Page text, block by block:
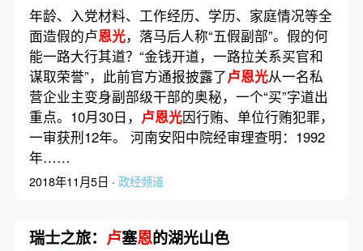
年龄、入党材料、工作经历、学历、家庭情况等全
面造假的卢恩光，落马后人称“五假副部”。假的何
能一路大行其道？“金钱开道，一路拉关系买官和
谋取荣誉”，此前官方通报披露了卢恩光从一名私
营企业主变身副部级干部的奥秘，一个“买”字道出
重点。10月30日， 卢恩光因行贿、单位行贿犯罪，
一审获刑12年。 河南安阳中院经审理查明：1992
年……
2018年11月5日 · 政经频道
瑞士之旅： 卢塞恩的湖光山色